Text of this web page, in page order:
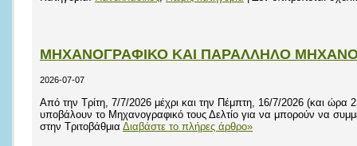
ΜΗΧΑΝΟΓΡΑΦΙΚΟ ΚΑΙ ΠΑΡΑΛΛΗΛΟ
2026-07-07
Από την Τρίτη, 7/7/2026 μέχρι και την Πέμπτη, 16/7/2026 (και ώρα
υποβάλουν το Μηχανογραφικό τους Δελτίο για να μπορούν να
στην Τριτοβάθμια Διαβάστε το πλήρες άρθρο»